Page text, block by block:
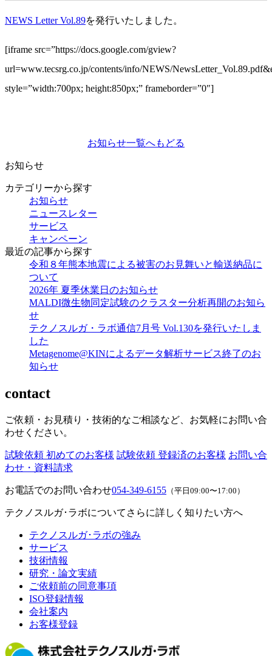
NEWS Letter Vol.89を発行いたしました。
[iframe src=”https://docs.google.com/gview?
url=www.tecsrg.co.jp/contents/info/NEWS/
style=”width:700px; height:850px;” frameborder=”0″]
お知らせ一覧へもどる
お知らせ
カテゴリーから探す
お知らせ
ニュースレター
サービス
キャンペーン
最近の記事から探す
令和８年熊本地震による被害のお見舞いと輸送納品に
ついて
2026年 夏季休業日のお知らせ
MALDI微生物同定試験のクラスター分析再開のお知ら
せ
テクノスルガ・ラボ通信7月号 Vol.130を発行いたしま
した
Metagenome@KINによるデータ解析サービス終了のお
知らせ
contact
ご依頼・お見積り・技術的なご相談など、お気軽にお問い合
わせください。
試験依頼 初めてのお客様 試験依頼 登録済のお客様 お問い合
わせ・資料請求
お電話でのお問い合わせ054-349-6155 （平日09:00〜17:00）
テクノスルガ･ラボについてさらに詳しく知りたい方へ
テクノスルガ･ラボの強み
サービス
技術情報
研究・論文実績
ご依頼前の同意事項
ISO登録情報
会社案内
お客様登録